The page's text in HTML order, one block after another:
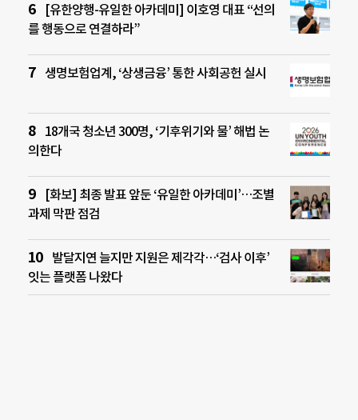
[유한양행-유일한 아카데미] 이호영 대표 “선의
를 행동으로 연결하라”
생명보험업계, ‘상생금융’ 통한 사회공헌 실시
18개국 청소년 300명, ‘기후위기와 물’ 해법 논
의한다
[화보] 최종 발표 앞둔 ‘유일한 아카데미’…조별
과제 막판 점검
발달지연 늘지만 지원은 제각각…‘검사 이후’
잇는 플랫폼 나왔다